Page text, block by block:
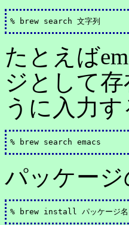
たとえば
ジとして
うに入力す
パッケー